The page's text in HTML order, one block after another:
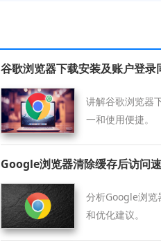
谷歌浏览器下载安装及账户登录
讲解谷歌浏览器
一和使用便捷。
Google浏览器清除缓存后访问
分析Google浏览
和优化建议。